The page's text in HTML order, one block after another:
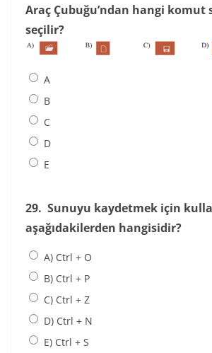
Araç Çubuğu’ndan hangi komut
seçilir?
A
B
C
D
E
29. Sunuyu kaydetmek için
aşağıdakilerden hangisidir?
A) Ctrl + O
B) Ctrl + P
C) Ctrl + Z
D) Ctrl + N
E) Ctrl + S